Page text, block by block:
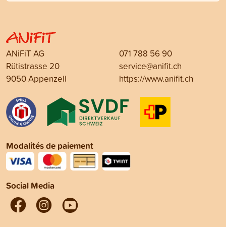
ANiFiT AG
Rütistrasse 20
9050 Appenzell
071 788 56 90
service@anifit.ch
https://www.anifit.ch
Modalités de paiement
Social Media